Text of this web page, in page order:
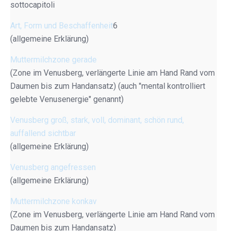
sottocapitoli
Art, Form und Beschaffenheit6
(allgemeine Erklärung)
Muttermilchzone gerade
(Zone im Venusberg, verlängerte Linie am Hand Rand vom
Daumen bis zum Handansatz) (auch "mental kontrolliert
gelebte Venusenergie" genannt)
Venusberg groß, stark, voll, dominant, schön rund,
auffallend sichtbar
(allgemeine Erklärung)
Venusberg angefressen
(allgemeine Erklärung)
Muttermilchzone konkav
(Zone im Venusberg, verlängerte Linie am Hand Rand vom
Daumen bis zum Handansatz)